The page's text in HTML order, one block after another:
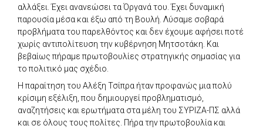
αλλάξει. Έχει ανανεώσει τα Όργανά του. Έχει δυναμική
παρουσία μέσα και έξω από τη Βουλή. Λύσαμε σοβαρά
προβλήματα του παρελθόντος και δεν έχουμε αφήσει ποτέ
χωρίς αντιπολίτευση την κυβέρνηση Μητσοτάκη. Και
βεβαίως πήραμε πρωτοβουλίες στρατηγικής σημασίας για
το πολιτικό μας σχέδιο.
Η παραίτηση του Αλέξη Τσίπρα ήταν προφανώς μια πολύ
κρίσιμη εξέλιξη, που δημιουργεί προβληματισμό,
αναζητήσεις και ερωτήματα στα μέλη του ΣΥΡΙΖΑ-ΠΣ αλλά
και σε όλους τους πολίτες. Πήρα την πρωτοβουλία και